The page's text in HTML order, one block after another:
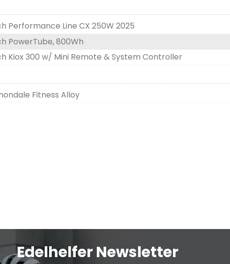
Performance Line CX 250W 2025
PowerTube, 800Wh
Kiox 300 w/ Mini Remote & System Controller
Fitness Alloy
Edelhelfer Newsletter